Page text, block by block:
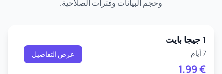
وحجم البيانات وفترات الصلاحية.
1 جيجا بايت
7 أيام
1.99€
عرض التفاصيل